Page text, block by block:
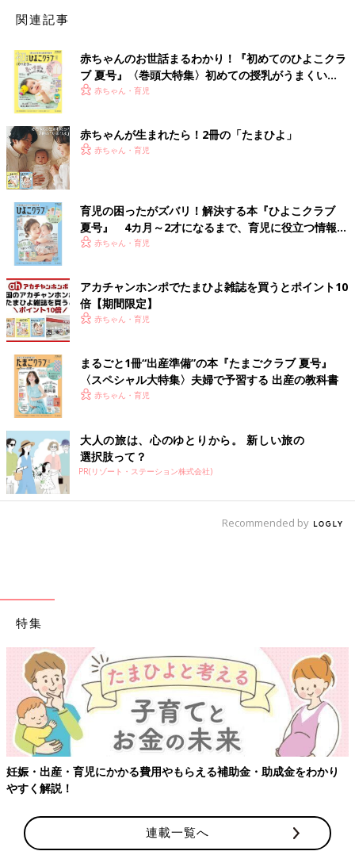
関連記事
赤ちゃんのお世話まるわかり！『初めてのひよこクラ
ブ 夏号』〈巻頭大特集〉初めての授乳がうまくい
く！ おっぱい・ミルクの基本と夏のトラブル 解決テ
赤ちゃん・育児
赤ちゃんが生まれたら！2冊の「たまひよ」
赤ちゃん・育児
育児の困ったがズバリ！解決する本『ひよこクラブ
夏号』 4カ月～2才になるまで、育児に役立つ情報が
いっぱい！
赤ちゃん・育児
アカチャンホンポでたまひよ雑誌を買うとポイント10
倍【期間限定】
赤ちゃん・育児
まるごと1冊“出産準備”の本『たまごクラブ 夏号』
〈スペシャル大特集〉夫婦で予習する 出産の教科書
赤ちゃん・育児
大人の旅は、心のゆとりから。 新しい旅の
選択肢って？
PR(リゾート・ステーション株式会社)
Recommended by
特集
妊娠・出産・育児にかかる費用やもらえる補助金・助成金をわかり
やすく解説！
連載一覧へ